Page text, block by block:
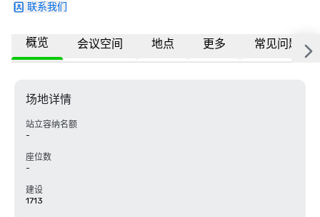
联系我们
概览 会议空间 地点 更多 常见问题
场地详情
站立容纳名额
-
座位数
-
建设
1713